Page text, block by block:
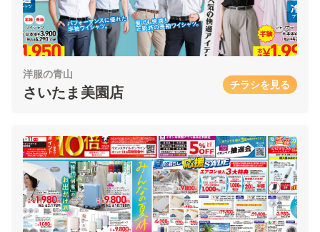
洋服の青山
さいたま美園店 チラシを見る